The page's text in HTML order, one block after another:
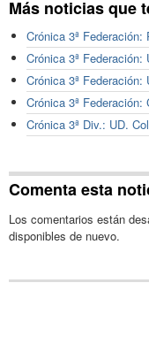
Más noticias que
Crónica 3ª
Crónica 3ª
Crónica 3ª
Crónica 3ª
Crónica 3ª Div.: UD.
Comenta esta
Los comentarios están
disponibles de nuevo.